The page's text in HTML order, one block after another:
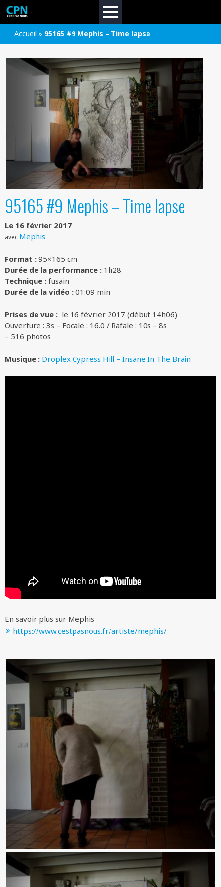
Accueil » 95165 #9 Mephis – Time lapse
95165 #9 Mephis – Time lapse
Le 16 février 2017
avec Mephis
Format : 95×165 cm
Durée de la performance : 1h28
Technique : fusain
Durée de la vidéo : 01:09 min
Prises de vue : le 16 février 2017 (début 14h06)
Ouverture : 3s – Focale : 16.0 / Rafale : 10s – 8s
– 516 photos
Musique : Droplex Cypress Hill – Insane In The Brain
En savoir plus sur Mephis
https://www.cestpasnous.fr/artiste/mephis/